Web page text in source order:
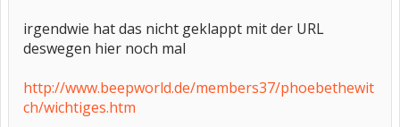
irgendwie hat das nicht geklappt mit der URL
deswegen hier noch mal
http://www.beepworld.de/members37/phoebethewit
ch/wichtiges.htm